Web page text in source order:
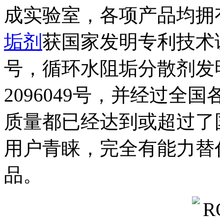
成实验室，各项产品均
垢剂 获国家发明专利技
号，循环水阻垢分散剂
2096049号，并经过全国
质量都已经达到或超过
用户青睐，完全有能力
品。